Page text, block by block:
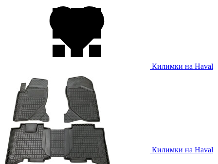
Килимки на Haval
Килимки на Haval
M4 2012-